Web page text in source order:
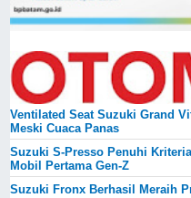
Ventilated Seat Suzuki Grand
Meski Cuaca Panas
Suzuki S-Presso Penuhi
Mobil Pertama Gen-Z
Suzuki Fronx Berhasil Meraih